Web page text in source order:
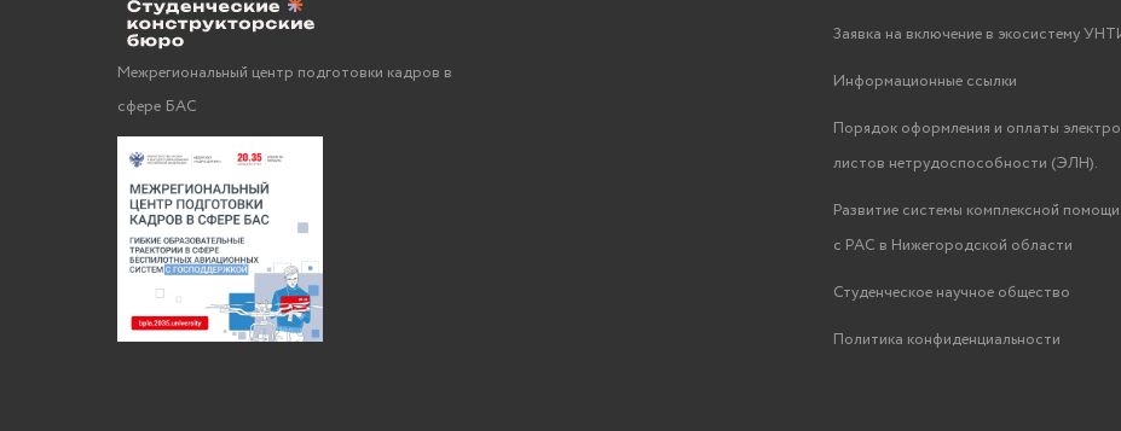
Межрегиональный центр подготовки кадров в
сфере БАС
Заявка на включение в экосистему
Информационные ссылки
Порядок оформления и оплаты
листов нетрудоспособности (ЭЛН).
Развитие системы комплексной
с РАС в Нижегородской области
Студенческое научное общество
Политика конфиденциальности